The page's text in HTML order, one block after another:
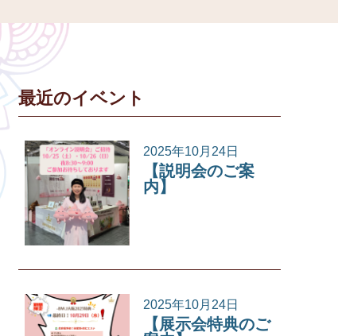
最近のイベント
2025年10月24日
【説明会のご案
内】
2025年10月24日
【展示会特典のご